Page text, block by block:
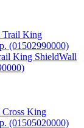
King ShieldWall